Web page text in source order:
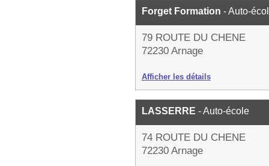
Forget Formation - Auto-
79 ROUTE DU CHENE
72230 Arnage
Afficher les détails
LASSERRE - Auto-école
74 ROUTE DU CHENE
72230 Arnage